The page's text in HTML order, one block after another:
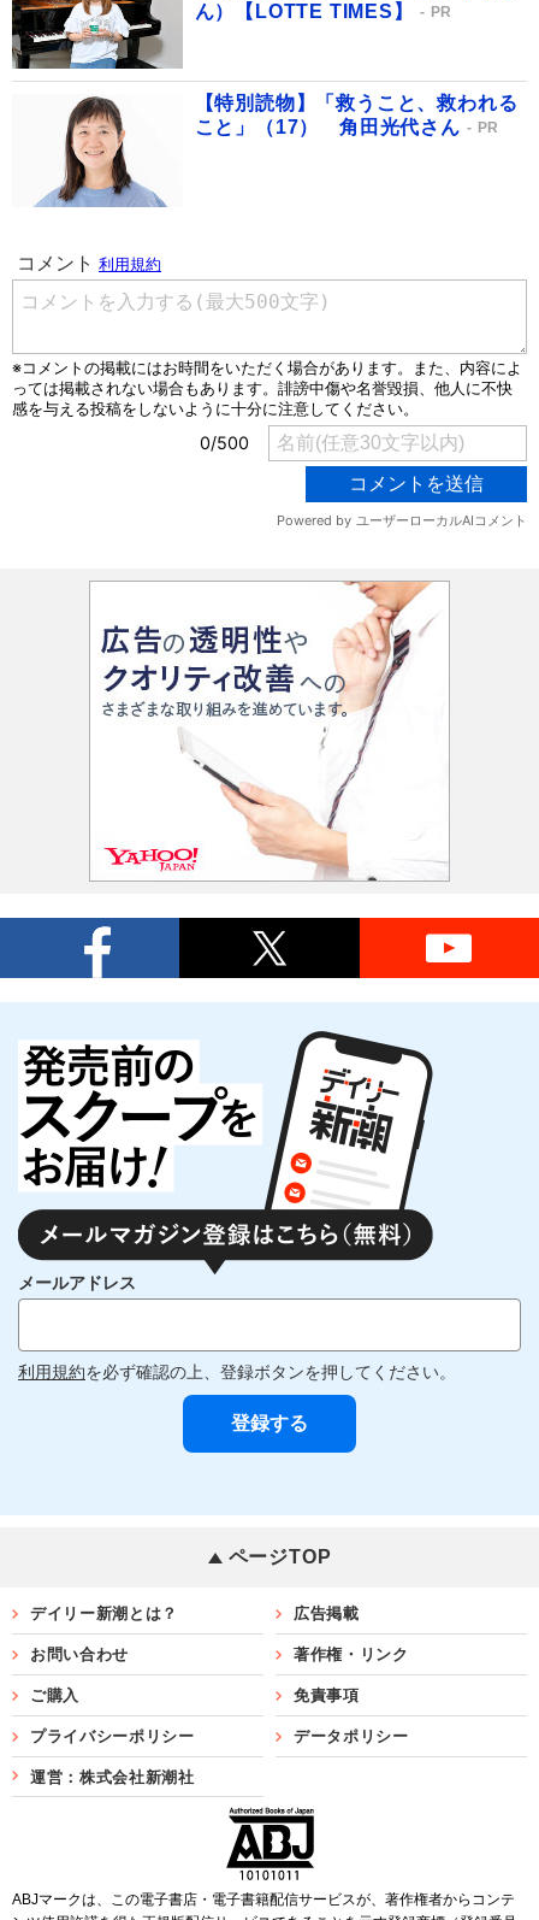
ん）【LOTTE TIMES】
PR
【特別読物】「救うこと、救われる
こと」（17） 角田光代さん
PR
メールアドレス
利用規約を必ず確認の上、登録ボタンを押してください。
ページTOP
デイリー新潮とは？ 広告掲載
お問い合わせ 著作権・リンク
ご購入 免責事項
プライバシーポリシー データポリシー
運営：株式会社新潮社
ABJマークは、この電子書店・電子書籍配信サービスが、著作権者からコンテ